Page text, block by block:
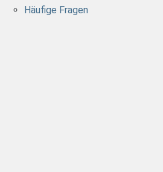
Häufige Fragen